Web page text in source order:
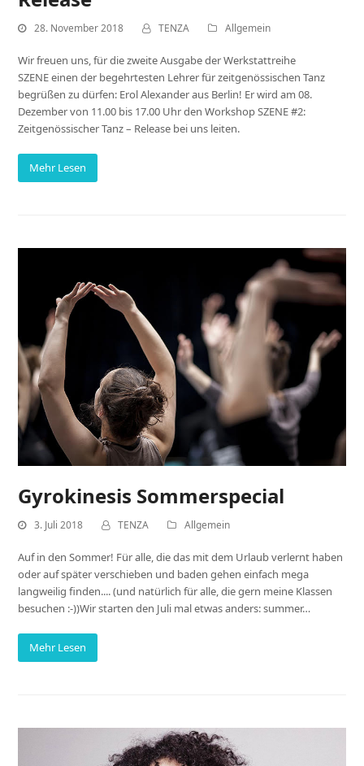
28. November 2018 TENZA Allgemein
Wir freuen uns, für die zweite Ausgabe der Werkstattreihe
SZENE einen der begehrtesten Lehrer für zeitgenössischen Tanz
begrüßen zu dürfen: Erol Alexander aus Berlin! Er wird am 08.
Dezember von 11.00 bis 17.00 Uhr den Workshop SZENE #2:
Zeitgenössischer Tanz – Release bei uns leiten.
Mehr Lesen
Gyrokinesis Sommerspecial
3. Juli 2018 TENZA Allgemein
Auf in den Sommer! Für alle, die das mit dem Urlaub verlernt haben
oder auf später verschieben und baden gehen einfach mega
langweilig finden.... (und natürlich für alle, die gern meine Klassen
besuchen :-))Wir starten den Juli mal etwas anders: summer…
Mehr Lesen